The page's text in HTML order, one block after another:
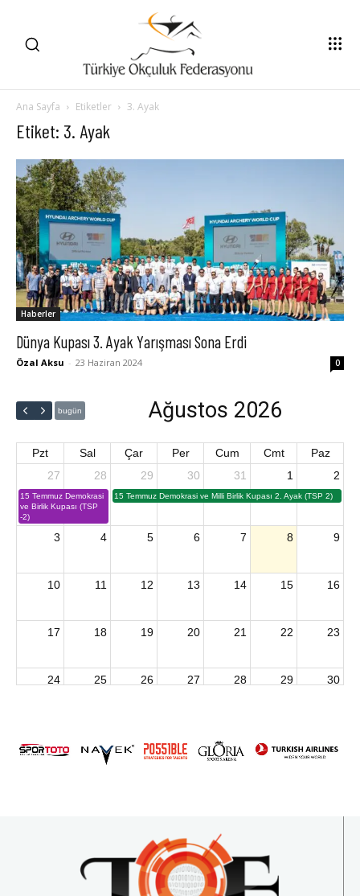
Ana Sayfa Etiketler 3. Ayak
Etiket: 3. Ayak
Haberler
Dünya Kupası 3. Ayak Yarışması Sona Erdi
Özal Aksu - 23 Haziran 2024 0
bugün Ağustos 2026
Pzt Sal Çar Per Cum Cmt
Paz
27
15 Temmuz Demokrasi
ve Birlik Kupası (TSP
-2)
28 29
15 Temmuz Demokrasi ve Milli Birlik Kupası 2. Ayak (TSP 2)
30 31 1 2
3 4 5 6 7 8 9
10 11 12 13 14 15 16
17 18 19 20 21 22 23
24 25 26 27 28 29 30